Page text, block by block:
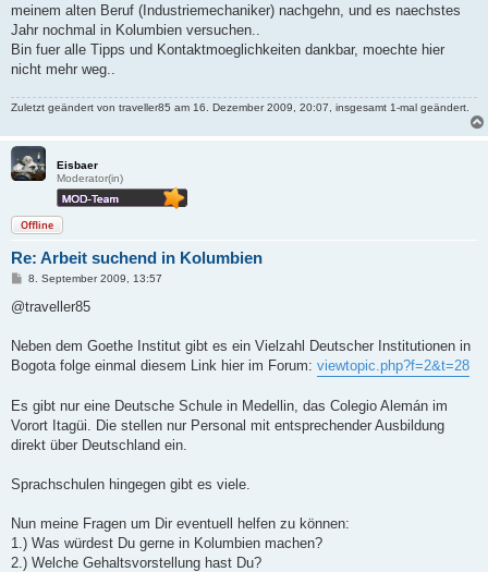
meinem alten Beruf (Industriemechaniker) nachgehn, und es naechstes
Jahr nochmal in Kolumbien versuchen..
Bin fuer alle Tipps und Kontaktmoeglichkeiten dankbar, moechte hier
nicht mehr weg..
Zuletzt geändert von traveller85 am 16. Dezember 2009, 20:07, insgesamt 1-mal geändert.
Eisbaer
Moderator(in)
Offline
Re: Arbeit suchend in Kolumbien
B
i
a
8. September 2009, 13:57
@traveller85
Neben dem Goethe Institut gibt es ein Vielzahl Deutscher Institutionen in
Bogota folge einmal diesem Link hier im Forum: viewtopic.php?f=2&t=28
Es gibt nur eine Deutsche Schule in Medellin, das Colegio Alemán im
Vorort Itagüi. Die stellen nur Personal mit entsprechender Ausbildung
direkt über Deutschland ein.
Sprachschulen hingegen gibt es viele.
Nun meine Fragen um Dir eventuell helfen zu können:
1.) Was würdest Du gerne in Kolumbien machen?
2.) Welche Gehaltsvorstellung hast Du?